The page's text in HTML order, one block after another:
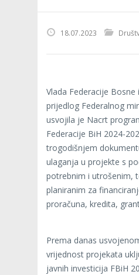
18.07.2023
Vlada Federacije Bosne
prijedlog Federalnog
usvojila je Nacrt
Federacije BiH 2024-
trogodišnjem
ulaganja u projekte s
potrebnim i utrošenim,
planiranim za
proračuna, kredita,
Prema danas
vrijednost projekata
javnih investicija FBiH